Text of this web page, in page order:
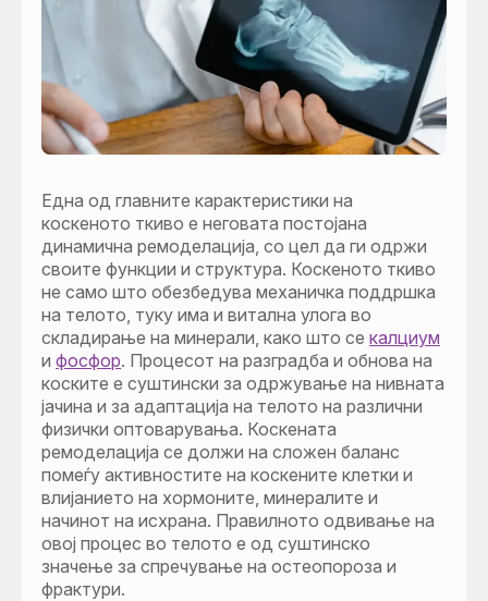
Една од главните карактеристики на
коскеното ткиво е неговата постојана
динамична ремоделација, со цел да ги одржи
своите функции и структура. Коскеното ткиво
не само што обезбедува механичка поддршка
на телото, туку има и витална улога во
складирање на минерали, како што секалциум
ифосфор. Процесот на разградба и обнова на
коските е суштински за одржување на нивната
јачина и за адаптација на телото на различни
физички оптоварувања. Коскената
ремоделација се должи на сложен баланс
помеѓу активностите на коскените клетки и
влијанието на хормоните, минералите и
начинот на исхрана. Правилното одвивање на
овој процес во телото е од суштинско
значење за спречување на остеопороза и
фрактури.